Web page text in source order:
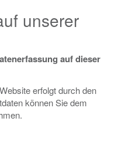
unserer
auf dieser
erfolgt durch den
können Sie dem